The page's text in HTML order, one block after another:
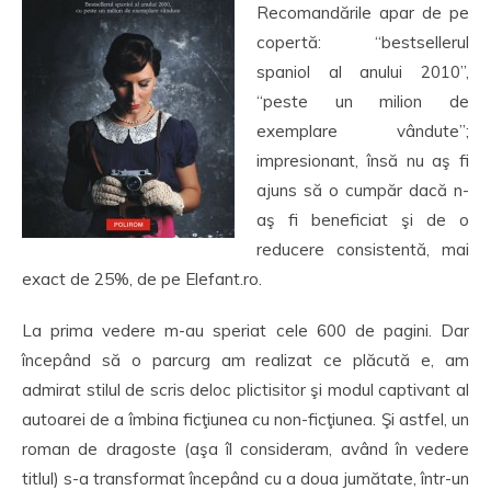
Recomandările apar de pe
copertă: “bestsellerul
spaniol al anului 2010”,
“peste un milion de
exemplare vândute”;
impresionant, însă nu aş fi
ajuns să o cumpăr dacă n-
aş fi beneficiat şi de o
reducere consistentă, mai
exact de 25%, de pe Elefant.ro.
La prima vedere m-au speriat cele 600 de pagini. Dar
începând să o parcurg am realizat ce plăcută e, am
admirat stilul de scris deloc plictisitor şi modul captivant al
autoarei de a îmbina ficţiunea cu non-ficţiunea. Şi astfel, un
roman de dragoste (aşa îl consideram, având în vedere
titlul) s-a transformat începând cu a doua jumătate, într-un